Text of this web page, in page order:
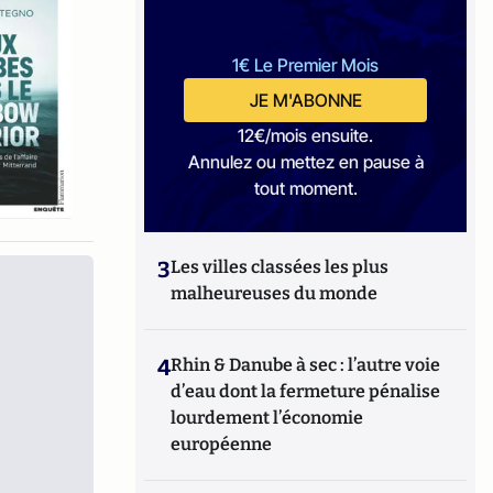
1€ Le Premier Mois
JE M'ABONNE
12€/mois ensuite.
Annulez ou mettez en pause à
tout moment.
3Les villes classées les plus
malheureuses du monde
4Rhin & Danube à sec : l’autre voie
d’eau dont la fermeture pénalise
lourdement l’économie
européenne